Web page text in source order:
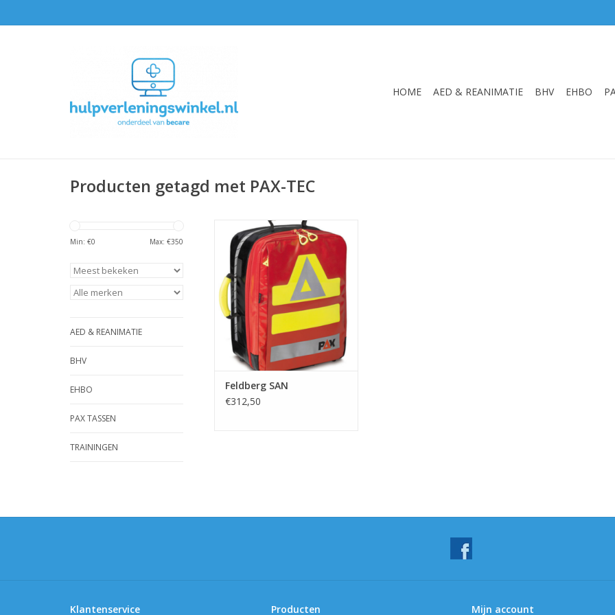
HOME AED & REANIMATIE BHV EHBO
Producten getagd met PAX-TEC
Min: €0 Max: €350
AED & REANIMATIE
BHV
EHBO
PAX TASSEN
TRAININGEN
Feldberg SAN
Afmetingen: 48x39x18 cm
Gewicht: 2,2 kg
TOEVOEGEN AAN WINKELWAGEN
Feldberg SAN
€312,50
Klantenservice Producten Mijn account